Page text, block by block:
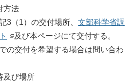
方法
3（1）の交付場所、 文部科学省調
及び本ページにて交付する。
の交付を希望する場合は問い合わ
及び場所